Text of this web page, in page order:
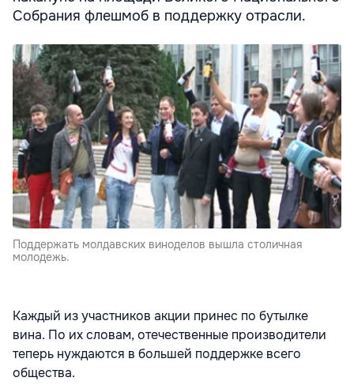
Собрания флешмоб в поддержку отрасли.
Поддержать молдавских виноделов вышла столичная
молодежь.
Каждый из участников акции принес по бутылке
вина. По их словам, отечественные производители
теперь нуждаются в большей поддержке всего
общества.